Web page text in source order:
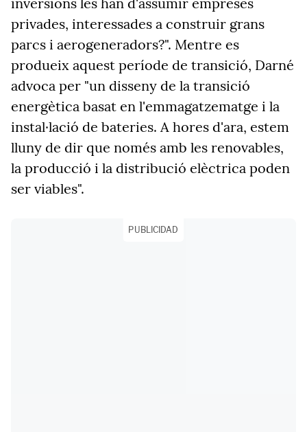
privades, interessades a construir grans
parcs i aerogeneradors?". Mentre es
produeix aquest període de transició, Darné
advoca per "un disseny de la transició
energètica basat en l'emmagatzematge i la
instal·lació de bateries. A hores d'ara, estem
lluny de dir que només amb les renovables,
la producció i la distribució elèctrica poden
ser viables".
PUBLICIDAD